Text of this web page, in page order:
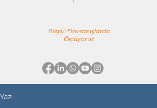
Bilgiyi Davranışlarda
Ölçüyoruz
Yazı